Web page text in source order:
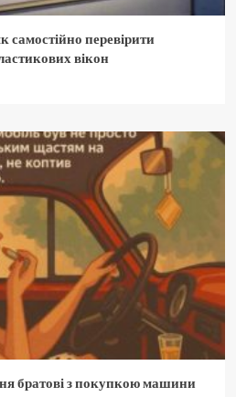
самостійно перевірити
вікон
братові з покупкою машини